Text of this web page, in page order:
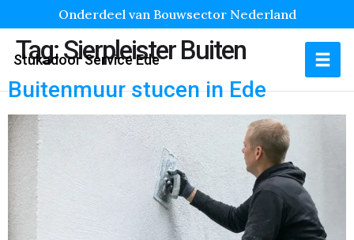
Onderdeel van Bouwsector Nederland
Stukadoor Service Ede
Tag:Sierpleister Buiten
Buitenmuur stucen in Ede